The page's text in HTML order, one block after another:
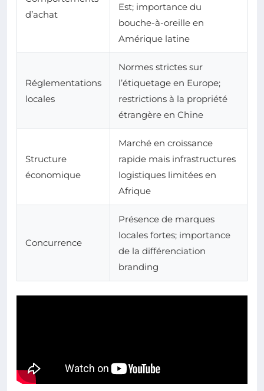
d’achat
Est; importance du
bouche-à-oreille en
Amérique latine
Réglementations
locales
Normes strictes sur
l’étiquetage en Europe;
restrictions à la propriété
étrangère en Chine
Structure
économique
Marché en croissance
rapide mais infrastructures
logistiques limitées en
Afrique
Concurrence
Présence de marques
locales fortes; importance
de la différenciation
branding